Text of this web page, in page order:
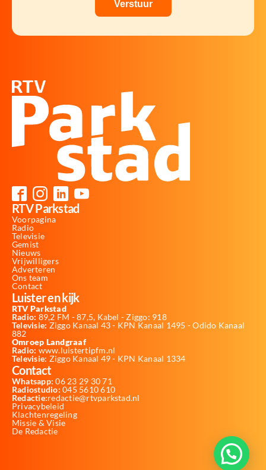
RTV Parkstad
Voorpagina
Radio
Televisie
Gemist
Nieuws
Vrijwilligers
Adverteren
Ons team
Contact
Luister en kijk
RTV Parkstad
Radio: 89,2 FM - 87,5, Kabel - Ziggo: 918
Televisie: Ziggo Kanaal 43 - KPN Kanaal 1495 - Odido Kanaal
882
Omroep Landgraaf
Radio: www.luistertipfm.nl
Televisie: Ziggo Kanaal 49 - KPN Kanaal 1334
Contact
Whatsapp: 06 23 29 30 71
Radiostudio: 045 5610 610
Redactie:redactie@rtvparkstad.nl
Privacybeleid
Klachtenregeling
Missie & Visie
De Redactie